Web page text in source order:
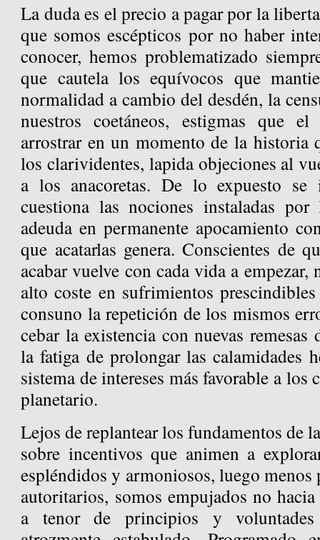
La duda es el precio a pagar por la
que somos escépticos por no haber
conocer, hemos problematizado
que cautela los equívocos que
normalidad a cambio del desdén, la
nuestros coetáneos, estigmas que
arrostrar en un momento de la historia
los clarividentes, lapida objeciones al
a los anacoretas. De lo expuesto
cuestiona las nociones instaladas
adeuda en permanente apocamiento
que acatarlas genera. Conscientes de
acabar vuelve con cada vida a empezar,
alto coste en sufrimientos
consuno la repetición de los mismos
cebar la existencia con nuevas remesas
la fatiga de prolongar las calamidades
sistema de intereses más favorable a los
planetario.
Lejos de replantear los fundamentos de
sobre incentivos que animen a
espléndidos y armoniosos, luego
autoritarios, somos empujados no
a tenor de principios y